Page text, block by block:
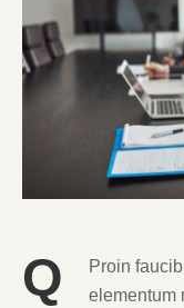
Q
Proin
elementum